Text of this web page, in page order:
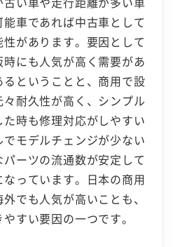
車であれば中古車として
があります。要因として
にも人気が高く需要があ
るということと、商用で設
耐久性が高く、シンプル
時も修理対応がしやすい
モデルチェンジが少ない
ーツの流通数が安定して
っています。日本の商用
でも人気が高いことも、
すい要因の一つです。